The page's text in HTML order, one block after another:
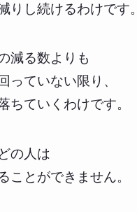
りし続けるわけです。
減る数よりも
っていない限り、
ちていくわけです。
の人は
ことができません。